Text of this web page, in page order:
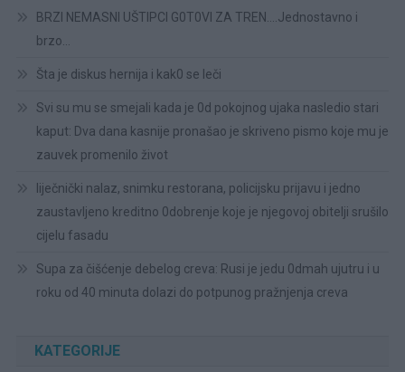
BRZI NEMASNI UŠTIPCI G0T0VI ZA TREN….Jednostavno i
brzo…
Šta je diskus hernija i kak0 se leči
Svi su mu se smejali kada je 0d pokojnog ujaka nasledio stari
kaput: Dva dana kasnije pronašao je skriveno pismo koje mu je
zauvek promenilo život
liječnički nalaz, snimku restorana, policijsku prijavu i jedno
zaustavljeno kreditno 0dobrenje koje je njegovoj obitelji srušilo
cijelu fasadu
Supa za čišćenje debelog creva: Rusi je jedu 0dmah ujutru i u
roku od 40 minuta dolazi do potpunog pražnjenja creva
KATEGORIJE